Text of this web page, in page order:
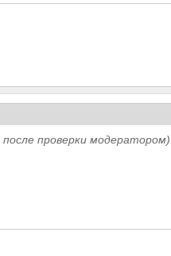
проверки модератором)